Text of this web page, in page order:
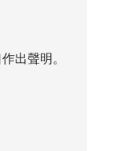
出聲明。